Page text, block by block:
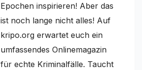
Epochen inspirieren! Aber das
ist noch lange nicht alles! Auf
kripo.org erwartet euch ein
umfassendes Onlinemagazin
für echte Kriminalfälle. Taucht